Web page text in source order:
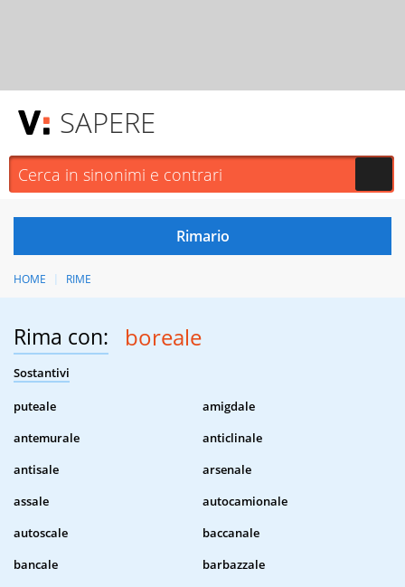
SAPERE
HOME RIME
Rima con: boreale
Sostantivi
puteale
amigdale
antemurale
anticlinale
antisale
arsenale
assale
autocamionale
autoscale
baccanale
bancale
barbazzale